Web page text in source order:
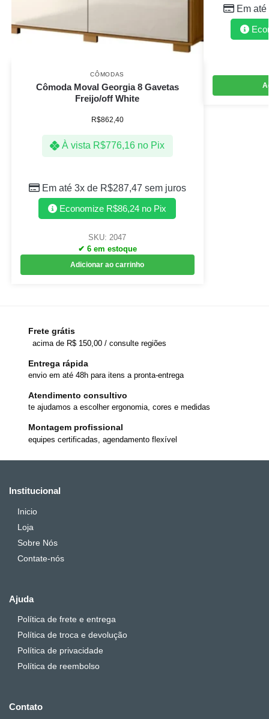
CÔMODAS
Cômoda Moval Georgia 8 Gavetas
Freijo/off White
R$862,40
À vista R$776,16 no Pix
Em até 3x de R$287,47 sem juros
Economize R$86,24 no Pix
SKU: 2047
✔ 6 em estoque
Adicionar ao carrinho
Em
Frete grátis
acima de R$ 150,00 / consulte regiões
Entrega rápida
envio em até 48h para itens a pronta-entrega
Atendimento consultivo
te ajudamos a escolher ergonomia, cores e medidas
Montagem profissional
equipes certificadas, agendamento flexível
Institucional
Inicio
Loja
Sobre Nós
Contate-nós
Ajuda
Política de frete e entrega
Política de troca e devolução
Política de privacidade
Política de reembolso
Contato